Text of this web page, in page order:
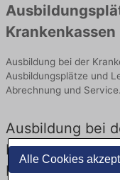
Alle Cookies
Ausbildung bei der
Ausbildungsplätze und
Abrechnung und Service.
Ausbildung bei
Deggendorf –
Lehrstellen: